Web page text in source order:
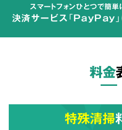
が広がらないよう配慮して
ご依頼者様の
対応
スマートフォンひとつで簡単
決済サービス「PayPay
料金
特殊清掃